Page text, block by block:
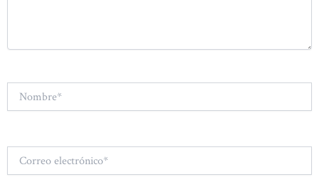
electrónico*